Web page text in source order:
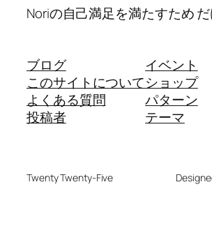
Noriの自己満足を満たすため だ
ブログ
このサイトについて
よくある質問
投稿者
イベント
ショップ
パターン
テーマ
Twenty Twenty-Five